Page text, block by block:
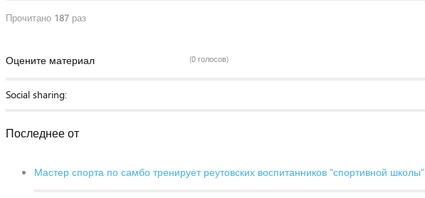
Прочитано 187 раз
Оцените материал (0 голосов)
Social sharing:
Последнее от
Мастер спорта по самбо тренирует реутовских воспитанников "спортивной школы"